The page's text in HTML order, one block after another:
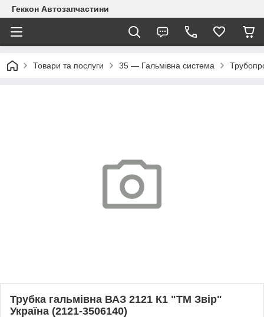
Геккон Автозапчастини
Товари та послуги 35 — Гальмівна система
Трубка гальмівна ВАЗ 2121 К1 "ТМ Звір"
Україна (2121-3506140)